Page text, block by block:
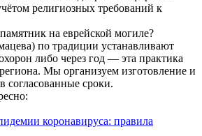
религиозных требований к
на еврейской могиле?
по традиции устанавливают
либо через год — эта практика
Мы организуем изготовление и
согласованные сроки.
коронавируса: правила